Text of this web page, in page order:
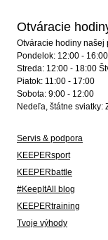
Otváracie
Otváracie hodiny našej
Pondelok: 12:00 -
Streda: 12:00 - 18:00
Piatok: 11:00 - 17:00
Sobota: 9:00 - 12:00
Nedeľa, štátne sviatky:
Servis & podpora
KEEPERsport
KEEPERbattle
#KeepItAll blog
KEEPERtraining
Tvoje výhody